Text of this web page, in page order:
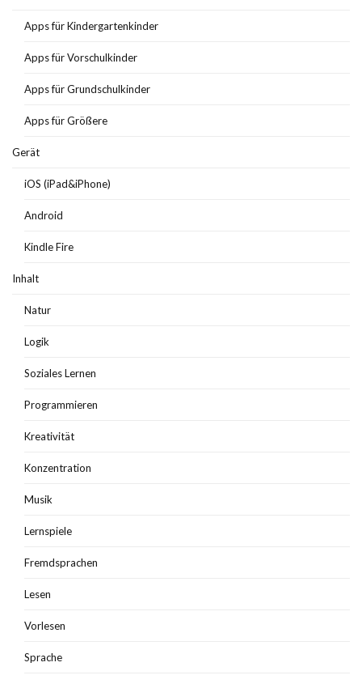
Apps für Kindergartenkinder
Apps für Vorschulkinder
Apps für Grundschulkinder
Apps für Größere
Gerät
iOS (iPad&iPhone)
Android
Kindle Fire
Inhalt
Natur
Logik
Soziales Lernen
Programmieren
Kreativität
Konzentration
Musik
Lernspiele
Fremdsprachen
Lesen
Vorlesen
Sprache